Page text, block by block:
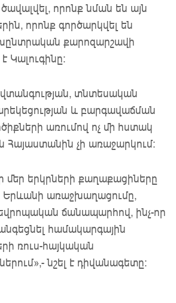
ծավալվել, որոնք նման են այն
որոնք գործարկվել են
քարոզարշավի
Կալուգինը։
տնտեսական
և բարգավաճման
առումով ոչ մի հստակ
Հայաստանին չի առաջարկում:
մեր երկրների քաղաքացիները
առաջխաղացումը,
ճանապարհով, ինչ-որ
համակարգային
ռուս-հայկական
- նշել է դիվանագետը: